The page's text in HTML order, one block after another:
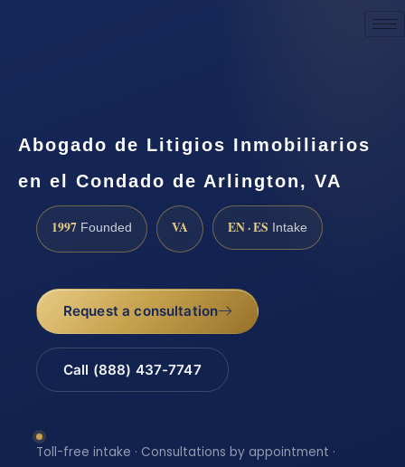
Abogado de Litigios Inmobiliarios
en el Condado de Arlington, VA
1997 Founded VA EN · ES Intake
Request a consultation
Call (888) 437-7747
Toll-free intake · Consultations by appointment ·